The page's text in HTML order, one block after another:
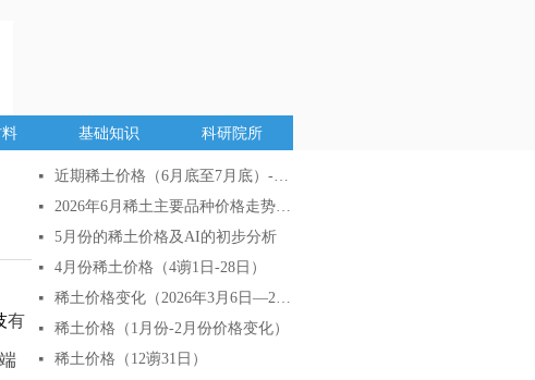
基础知识 科研院所
有
넷 近期稀土价格（6月底至7月底）-AI分析
넷 2026年6月稀土主要品种价格走势分析
넷 5月份的稀土价格及AI的初步分析
넷 4月份稀土价格（4谫1日-28日）
넷 稀土价格变化（2026年3月6日—2026年3月27日）
넷 稀土价格（1月份-2月份价格变化）
넷 稀土价格（12谫31日）